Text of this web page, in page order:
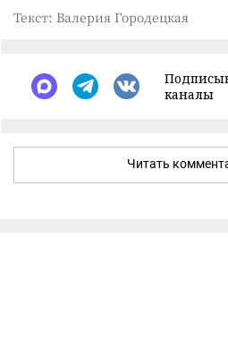
Текст: Валерия Городецкая
каналы
Читать